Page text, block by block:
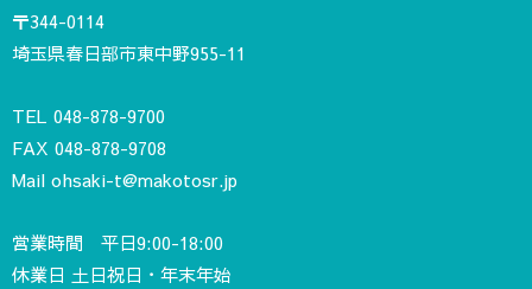
〒344-0114
埼玉県春日部市東中野955-11
TEL 048-878-9700
FAX 048-878-9708
Mail ohsaki-t@makotosr.jp
営業時間 平日9:00-18:00
休業日 土日祝日・年末年始